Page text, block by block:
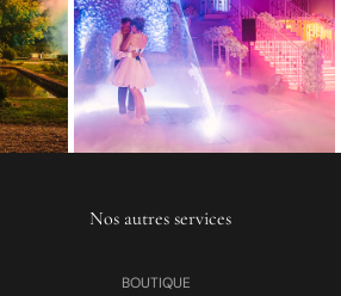
Nos autres services
BOUTIQUE